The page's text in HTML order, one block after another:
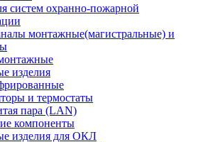
систем охранно-пожарной
монтажные(магистральные) и
изделия
и термостаты
пара (LAN)
компоненты
изделия для ОКЛ